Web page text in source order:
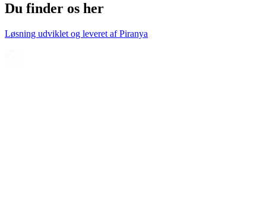
Du finder os her
Løsning udviklet og leveret afPiranya